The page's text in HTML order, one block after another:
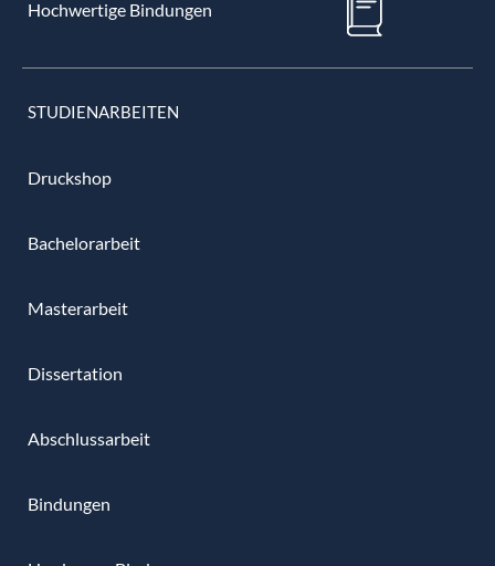
Hochwertige Bindungen
STUDIENARBEITEN
Druckshop
Bachelorarbeit
Masterarbeit
Dissertation
Abschlussarbeit
Bindungen